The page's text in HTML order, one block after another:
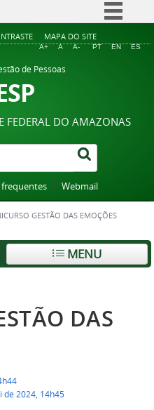
Simplifique!
Acesso à informação
Legislação
Canais
MAPA DO SITE
A+ A A- PT EN ES
de Pessoas
FEDERAL DO AMAZONAS
Webmail
GESTÃO DAS EMOÇÕES
MENU
DAS
de 2024, 14h45